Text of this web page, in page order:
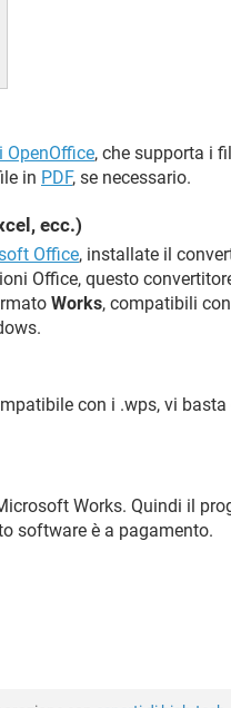
OpenOffice, che supporta i
in PDF, se necessario.
ecc.)
Office, installate il
Office, questo
Works, compatibili
con i .wps, vi
Works. Quindi il
software è a pagamento.